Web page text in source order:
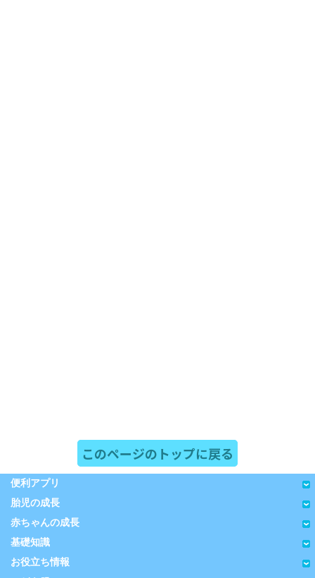
このページのトップに戻る
便利アプリ
胎児の成長
赤ちゃんの成長
基礎知識
お役立ち情報